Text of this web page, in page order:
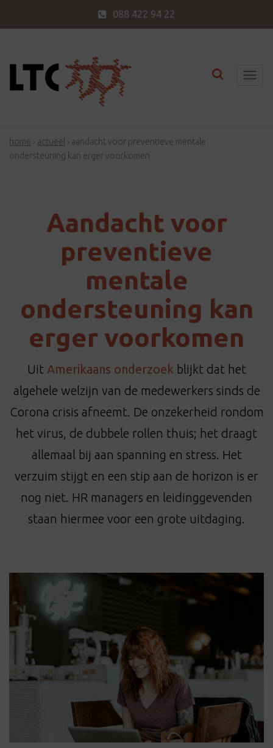
088 422 94 22
T
o
Toggle
home › actueel › aandacht voor preventieve mentale
ondersteuning kan erger voorkomen
Aandacht voor
preventieve
mentale
ondersteuning kan
erger voorkomen
Uit Amerikaans onderzoek blijkt dat het
algehele welzijn van de medewerkers sinds de
Corona crisis afneemt. De onzekerheid rondom
het virus, de dubbele rollen thuis; het draagt
allemaal bij aan spanning en stress. Het
verzuim stijgt en een stip aan de horizon is er
nog niet. HR managers en leidinggevenden
staan hiermee voor een grote uitdaging.